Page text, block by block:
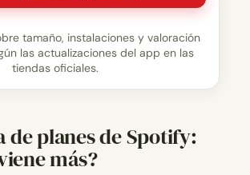
tamaño, instalaciones y valoración
las actualizaciones del app en las
tiendas oficiales.
de planes de Spotify:
más?